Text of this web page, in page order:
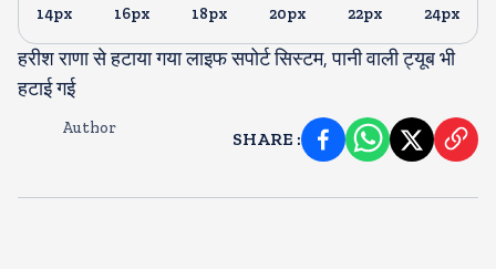
14px 16px 18px 20px 22px 24px
हरीश राणा से हटाया गया लाइफ सपोर्ट सिस्टम, पानी वाली ट्यूब भी
हटाई गई
Author
SHARE :